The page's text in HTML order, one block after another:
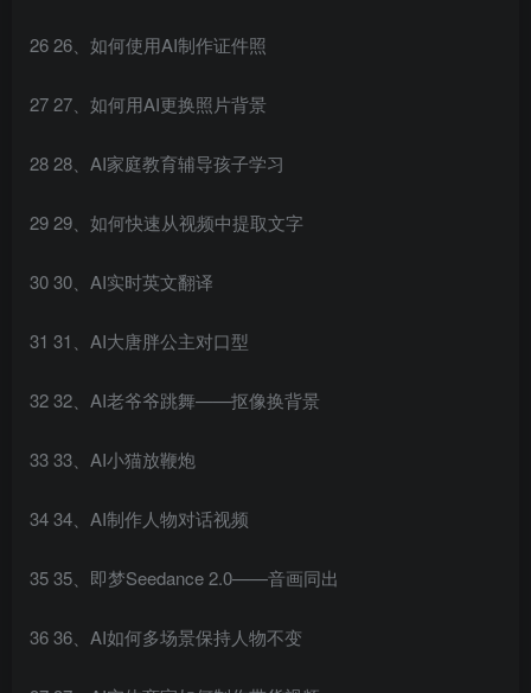
26 26、如何使用AI制作证件照
27 27、如何用AI更换照片背景
28 28、AI家庭教育辅导孩子学习
29 29、如何快速从视频中提取文字
30 30、AI实时英文翻译
31 31、AI大唐胖公主对口型
32 32、AI老爷爷跳舞——抠像换背景
33 33、AI小猫放鞭炮
34 34、AI制作人物对话视频
35 35、即梦Seedance 2.0——音画同出
36 36、AI如何多场景保持人物不变